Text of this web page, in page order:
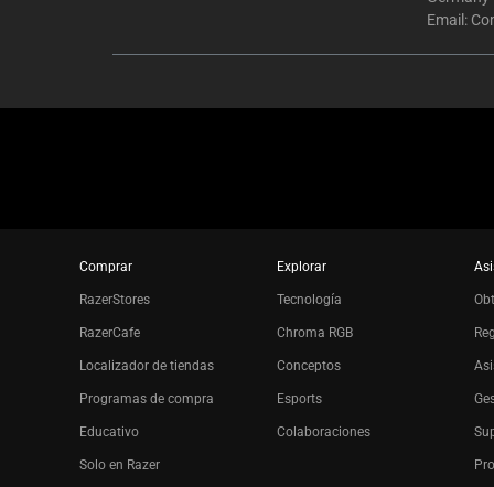
Email:
Comprar
RazerStores
RazerCafe
Localizador de tiendas
Programas de compra
Educativo
Solo en Razer
Explorar
Tecnología
Chroma RGB
Conceptos
Esports
Colaboraciones